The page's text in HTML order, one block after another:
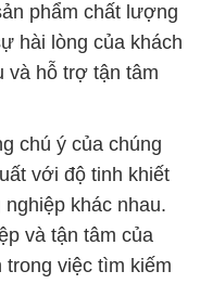
phẩm chất lượng
hài lòng của khách
và hỗ trợ tận tâm
chú ý của chúng
với độ tinh khiết
khác nhau.
và tận tâm của
việc tìm kiếm